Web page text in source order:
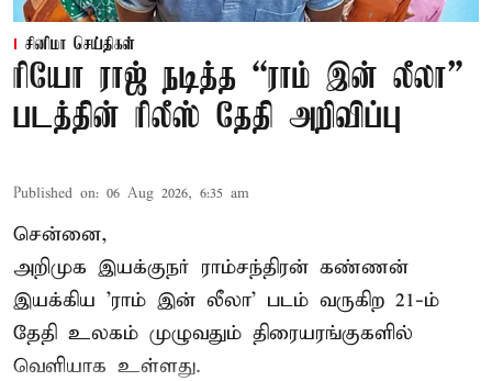
சினிமா செய்திகள்
ரியோ ராஜ் நடித்த “ராம் இன் லீலா”
படத்தின் ரிலீஸ் தேதி அறிவிப்பு
Published on: 06 Aug 2026, 6:35 am
சென்னை,
அறிமுக இயக்குநர் ராம்சந்திரன் கண்ணன்
இயக்கிய 'ராம் இன் லீலா' படம் வருகிற 21-ம்
தேதி உலகம் முழுவதும் திரையரங்குகளில்
வெளியாக உள்ளது.